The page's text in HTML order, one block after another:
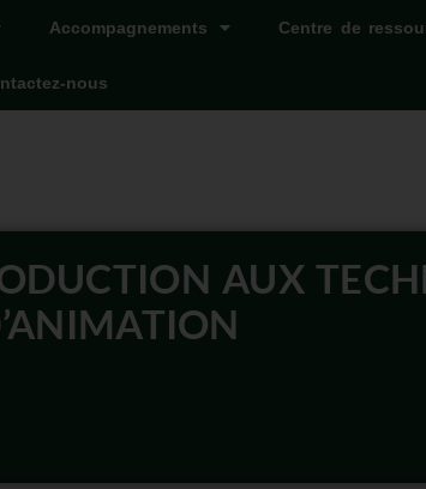
Accompagnements Centre de
nous
AUX